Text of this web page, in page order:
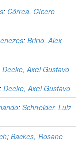
; Côrrea, Cícero
;Brino, Alex
Deeke, Axel Gustavo
Deeke, Axel Gustavo
;Schneider, Luiz
;Backes, Rosane